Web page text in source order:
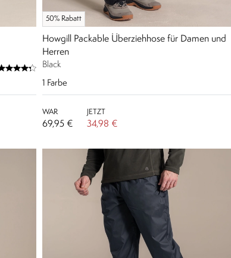
50% Rabatt
Howgill Packable Überziehhose für Damen und
Herren
Black
1 Farbe
WAR
69,95 €
JETZT
34,98 €